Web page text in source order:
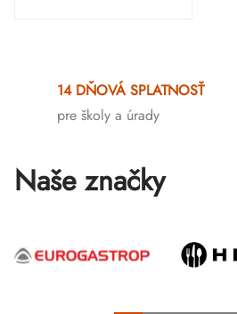
prvky
14 DŇOVÁ SPLATNOSŤ
pre školy a úrady
Naše značky